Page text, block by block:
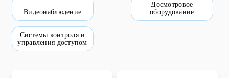
Компьютерное и цифровое оборудование
Мебель
Видеонаблюдение
Досмотровое
оборудование
Системы контроля и
управления доступом